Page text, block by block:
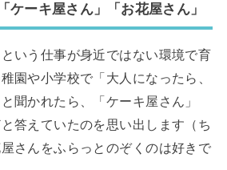
ケーキ屋さん」「お花屋さん」
いう仕事が身近ではない環境で育
園や小学校で「大人になったら、
聞かれたら、「ケーキ屋さん」
と答えていたのを思い出します（ち
さんをふらっとのぞくのは好きで